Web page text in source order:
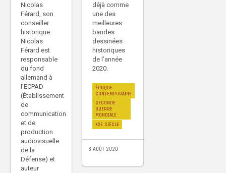
Nicolas
Férard, son
conseiller
historique.
Nicolas
Férard est
responsable
du fond
allemand à
l’ECPAD
(Établissement
de
communication
et de
production
audiovisuelle
de la
Défense) et
auteur
déjà comme
une des
meilleures
bandes
dessinées
historiques
de l’année
2020.
ÉPOQUE
CONTEMPORAINE
SECONDE
GUERRE
MONDIALE
XXE SIÈCLE
6 AOÛT 2020